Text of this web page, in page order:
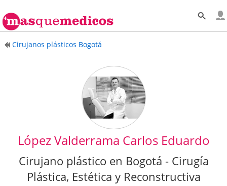
Cirujanos plásticos Bogotá
López Valderrama Carlos Eduardo
Cirujano plástico en Bogotá - Cirugía
Plástica, Estética y Reconstructiva